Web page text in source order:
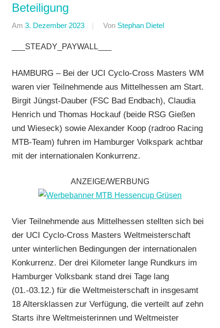
Beteiligung
Am 3. Dezember 2023 Von Stephan Dietel
Mit
Fotos
Mountainbike
Multimedia
Radcross,
RSG
Vereine
___STEADY_PAYWALL___
HAMBURG – Bei der UCI Cyclo-Cross Masters WM
waren vier Teilnehmende aus Mittelhessen am Start.
Birgit Jüngst-Dauber (FSC Bad Endbach), Claudia
Henrich und Thomas Hockauf (beide RSG Gießen
und Wieseck) sowie Alexander Koop (radroo Racing
MTB-Team) fuhren im Hamburger Volkspark achtbar
mit der internationalen Konkurrenz.
ANZEIGE/WERBUNG
Vier Teilnehmende aus Mittelhessen stellten sich bei
der UCI Cyclo-Cross Masters Weltmeisterschaft
unter winterlichen Bedingungen der internationalen
Konkurrenz. Der drei Kilometer lange Rundkurs im
Hamburger Volksbank stand drei Tage lang
(01.-03.12.) für die Weltmeisterschaft in insgesamt
18 Altersklassen zur Verfügung, die verteilt auf zehn
Starts ihre Weltmeisterinnen und Weltmeister